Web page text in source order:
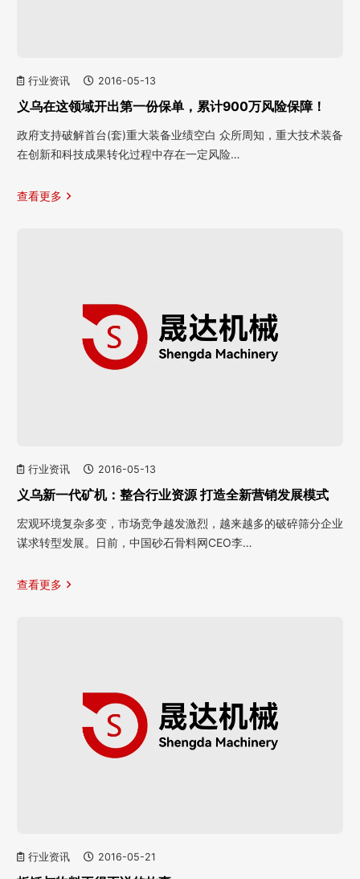
行业资讯 2016-05-13
义乌在这领域开出第一份保单，累计900万风险保障！
政府支持破解首台(套)重大装备业绩空白 众所周知，重大技术装备
在创新和科技成果转化过程中存在一定风险…
查看更多
行业资讯 2016-05-13
义乌新一代矿机：整合行业资源 打造全新营销发展模式
宏观环境复杂多变，市场竞争越发激烈，越来越多的破碎筛分企业
谋求转型发展。日前，中国砂石骨料网CEO李…
查看更多
行业资讯 2016-05-21